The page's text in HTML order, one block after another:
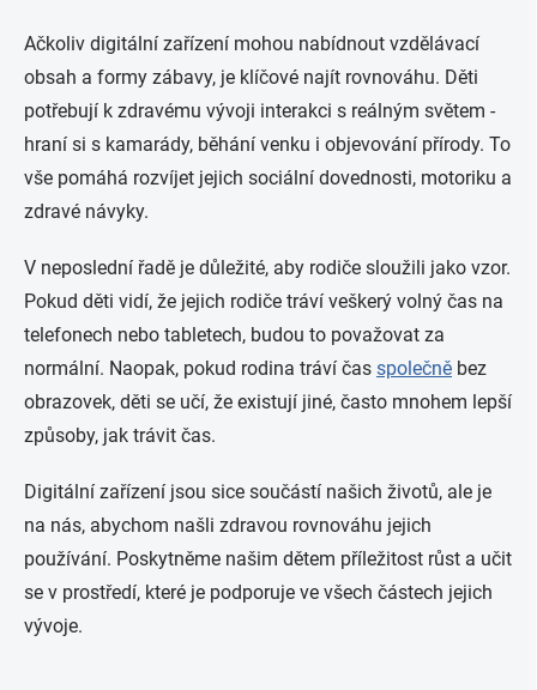
Ačkoliv digitální zařízení mohou nabídnout vzdělávací
obsah a formy zábavy, je klíčové najít rovnováhu. Děti
potřebují k zdravému vývoji interakci s reálným světem -
hraní si s kamarády, běhání venku i objevování přírody. To
vše pomáhá rozvíjet jejich sociální dovednosti, motoriku a
zdravé návyky.
V neposlední řadě je důležité, aby rodiče sloužili jako vzor.
Pokud děti vidí, že jejich rodiče tráví veškerý volný čas na
telefonech nebo tabletech, budou to považovat za
normální. Naopak, pokud rodina tráví čas společně bez
obrazovek, děti se učí, že existují jiné, často mnohem lepší
způsoby, jak trávit čas.
Digitální zařízení jsou sice součástí našich životů, ale je
na nás, abychom našli zdravou rovnováhu jejich
používání. Poskytněme našim dětem příležitost růst a učit
se v prostředí, které je podporuje ve všech částech jejich
vývoje.